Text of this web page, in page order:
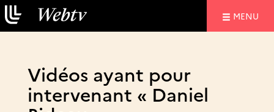
MENU
Vidéos ayant pour
intervenant « Daniel